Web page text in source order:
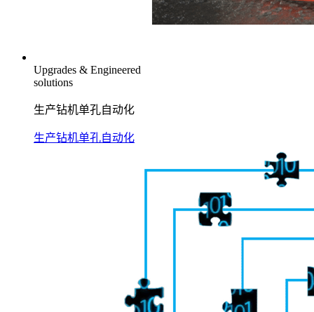
Upgrades & Engineered
solutions
生产钻机单孔自动化
生产钻机单孔自动化